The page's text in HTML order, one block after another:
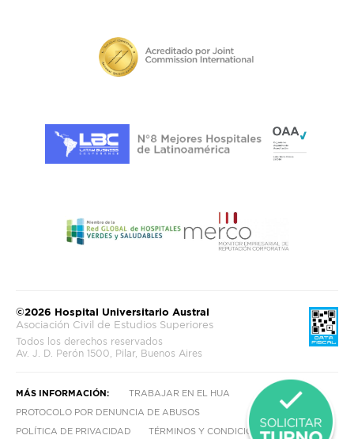
©2026 Hospital Universitario Austral
Asociación Civil de Estudios Superiores
Todos los derechos reservados
Av. J. D. Perón 1500, Pilar, Buenos Aires
MÁS INFORMACIÓN: TRABAJAR EN EL HUA
PROTOCOLO POR DENUNCIA DE ABUSOS
POLÍTICA DE PRIVACIDAD TÉRMINOS Y CONDICIONES